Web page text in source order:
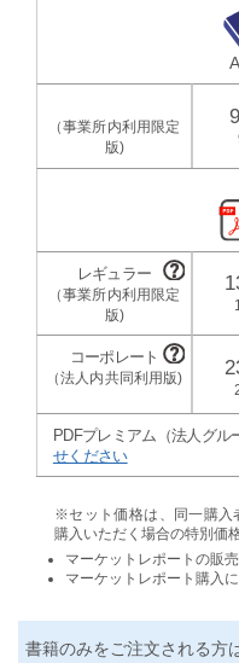
PDFプレミアム（法人グ
せください
※セット価格は、同一購入
購入いただく場合の特別価
マーケットレポートの販
マーケットレポート購入
書籍のみをご注文される方